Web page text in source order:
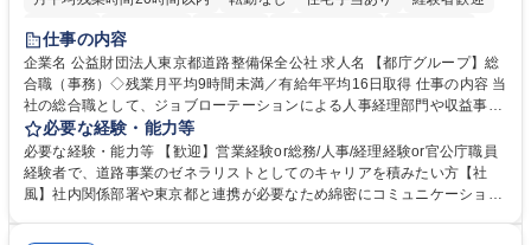
研修あり
退職金あり
駅近5分以内
資格取得手当あり 食事補助あり
仕事の内容
企業名 公益財団法人東京都道路整備保全公社 求人名 【都庁グループ】総
合職（事務）◇残業月平均9時間未満／有給年平均16日取得 仕事の内容 当
社の総合職として、ジョブローテーションによる人事経理部門や収益事業
等のフロント部門の部署等幅広い部署での業務をお任せいたします。研修
制度やキャリア支援が充実しております！ ※下記業務詳細 【業務詳細】■
管理部門：広報、人事、経理など当公社の運営に係る管理業務 ■収益部
門：駐車場の新規開拓、管理運営、新宿駅西口広場の「イベントコーナ
必要な経験・能力等
必要な経験・能力等 【歓迎】営業経験or総務/人事/経理経験or官公庁職員
経験者で、道路事業のゼネラリストとしてのキャリアを積みたい方【社
風】社内関係部署や東京都と連携が必要なため綿密にコミュニケーション